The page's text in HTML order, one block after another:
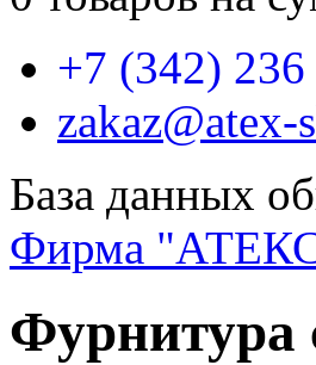
+7 (342)
zakaz@atex-
База данных
Фирма
Фурнитура